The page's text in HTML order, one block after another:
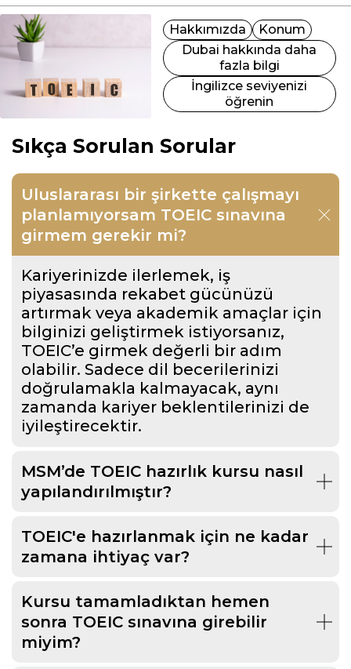
etkileşime girerek ve kültürü öğrenerek
benzersiz bir deneyim kazanacak, bu da
motivasyonunuzu artıracak ve öğrenme
sürecinizi hızlandıracaktır.
Dubai hakkında daha
fazla bilgi
Hakkımızda Konum
İngilizce seviyenizi
öğrenin
Sıkça Sorulan Sorular
Uluslararası bir şirkette çalışmayı
planlamıyorsam TOEIC sınavına
girmem gerekir mi?
Kariyerinizde ilerlemek, iş
piyasasında rekabet gücünüzü
artırmak veya akademik amaçlar için
bilginizi geliştirmek istiyorsanız,
TOEIC’e girmek değerli bir adım
olabilir. Sadece dil becerilerinizi
doğrulamakla kalmayacak, aynı
zamanda kariyer beklentilerinizi de
iyileştirecektir.
MSM’de TOEIC hazırlık kursu nasıl
yapılandırılmıştır?
TOEIC'e hazırlanmak için ne kadar
zamana ihtiyaç var?
Kursu tamamladıktan hemen
sonra TOEIC sınavına girebilir
miyim?